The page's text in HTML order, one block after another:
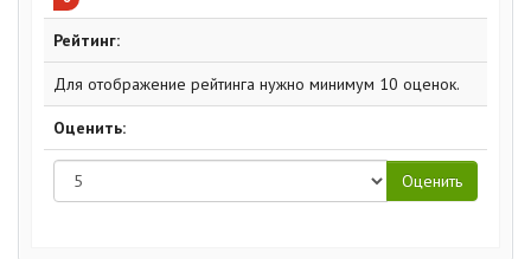
Рейтинг:
Для отображение рейтинга нужно минимум 10 оценок.
Оценить: